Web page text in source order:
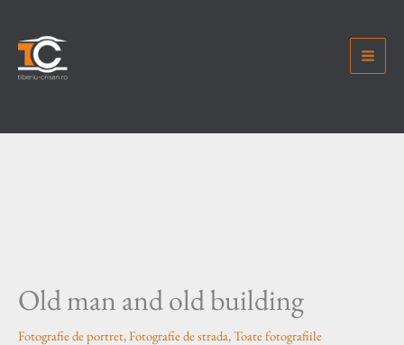
content
Old man and old building
Fotografie de portret,Fotografie de strada,Toate fotografiile